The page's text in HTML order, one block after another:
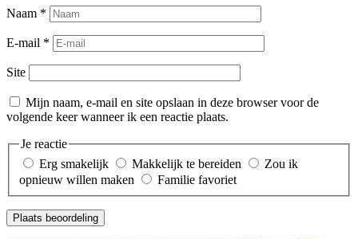
Naam *
E-mail *
Site
Mijn naam, e-mail en site opslaan in deze browser voor de
volgende keer wanneer ik een reactie plaats.
Je reactie
Erg smakelijk
Makkelijk te bereiden
Zou ik
opnieuw willen maken
Familie favoriet
Plaats beoordeling